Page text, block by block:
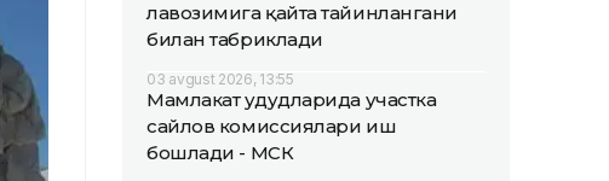
лавозимига қайта тайинлангани
билан табриклади
03 avgust 2026, 13:55
Мамлакат ҳудудларида участка
сайлов комиссиялари иш
бошлади - МСК